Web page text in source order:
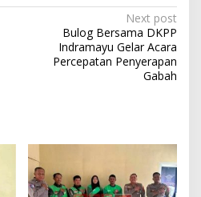
Next post
Bulog Bersama DKPP
Indramayu Gelar Acara
Percepatan Penyerapan
Gabah